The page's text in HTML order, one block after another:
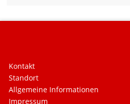
Kontakt
Standort
Allgemeine Informationen
Impressum